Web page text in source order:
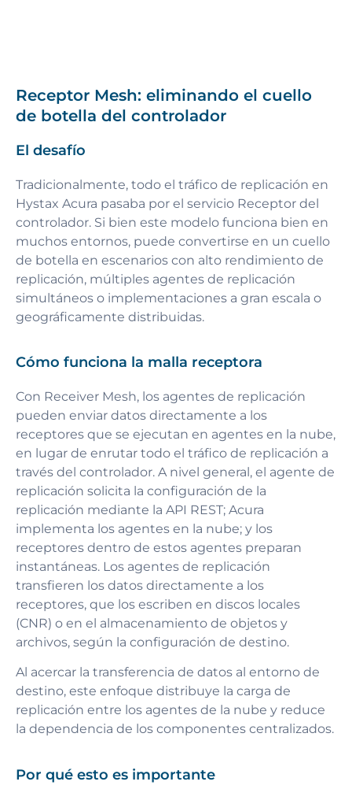
Receptor Mesh: eliminando el cuello
de botella del controlador
El desafío
Tradicionalmente, todo el tráfico de replicación en
Hystax Acura pasaba por el servicio Receptor del
controlador. Si bien este modelo funciona bien en
muchos entornos, puede convertirse en un cuello
de botella en escenarios con alto rendimiento de
replicación, múltiples agentes de replicación
simultáneos o implementaciones a gran escala o
geográficamente distribuidas.
Cómo funciona la malla receptora
Con Receiver Mesh, los agentes de replicación
pueden enviar datos directamente a los
receptores que se ejecutan en agentes en la nube,
en lugar de enrutar todo el tráfico de replicación a
través del controlador. A nivel general, el agente de
replicación solicita la configuración de la
replicación mediante la API REST; Acura
implementa los agentes en la nube; y los
receptores dentro de estos agentes preparan
instantáneas. Los agentes de replicación
transfieren los datos directamente a los
receptores, que los escriben en discos locales
(CNR) o en el almacenamiento de objetos y
archivos, según la configuración de destino.
Al acercar la transferencia de datos al entorno de
destino, este enfoque distribuye la carga de
replicación entre los agentes de la nube y reduce
la dependencia de los componentes centralizados.
Por qué esto es importante